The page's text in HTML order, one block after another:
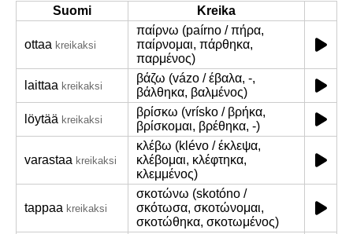
Suomi Kreika
ottaa kreikaksi
παίρνω (paírno / πήρα,
παίρνομαι, πάρθηκα,
παρμένος)
laittaa kreikaksi
βάζω (vázo / έβαλα, -,
βάλθηκα, βαλμένος)
löytää kreikaksi
βρίσκω (vrísko / βρήκα,
βρίσκομαι, βρέθηκα, -)
varastaa kreikaksi
κλέβω (klévo / έκλεψα,
κλέβομαι, κλέφτηκα,
κλεμμένος)
tappaa kreikaksi
σκοτώνω (skotóno /
σκότωσα, σκοτώνομαι,
σκοτώθηκα, σκοτωμένος)